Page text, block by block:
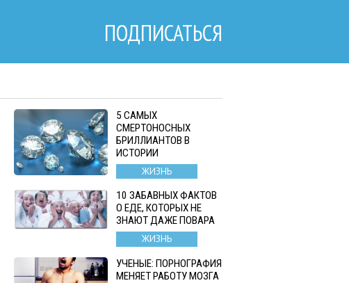
ПОДПИСАТЬСЯ
5 САМЫХ
СМЕРТОНОСНЫХ
БРИЛЛИАНТОВ В
ИСТОРИИ
ЖИЗНЬ
10 ЗАБАВНЫХ ФАКТОВ
О ЕДЕ, КОТОРЫХ НЕ
ЗНАЮТ ДАЖЕ ПОВАРА
ЖИЗНЬ
УЧЕНЫЕ: ПОРНОГРАФИЯ
МЕНЯЕТ РАБОТУ МОЗГА